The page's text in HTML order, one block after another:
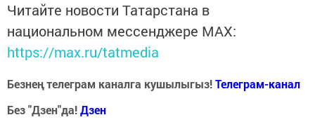
Читайте новости Татарстана в
национальном мессенджере MАХ:
https://max.ru/tatmedia
Безнең телеграм каналга кушылыгыз!Телеграм-канал
Без "Дзен"да!Дзен